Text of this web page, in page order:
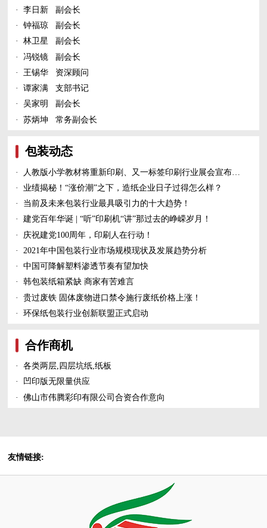
·
李日新 副会长
·
钟福琼 副会长
·
林卫星 副会长
·
冯锐镜 副会长
·
王锡华 资深顾问
·
谭家满 支部书记
·
吴家明 副会长
·
苏炳坤 常务副会长
包装动态
·
人教版小学教材将重新印刷、又一标签印刷行业展会宣布延期、5家造纸及包装印刷富豪上榜新财富500富人榜......
·
业绩揭秘！“涨价潮”之下，造纸企业日子过得怎么样？
·
当前及未来包装行业最具吸引力的十大趋势！
·
建党百年华诞 | “听”印刷机“讲”那过去的峥嵘岁月！
·
庆祝建党100周年，印刷人在行动！
·
2021年中国包装行业市场规模现状及发展趋势分析
·
中国可降解塑料渗透节奏有望加快
·
韩包装纸箱紧缺 商家有苦难言
·
贵过废铁 固体废物进口禁令施行废纸价格上涨！
·
环保纸包装行业创新联盟正式启动
合作商机
·
各类两层,四层坑纸,纸板
·
凹印版无限量供应
·
佛山市伟腾彩印有限公司合资合作意向
友情链接: